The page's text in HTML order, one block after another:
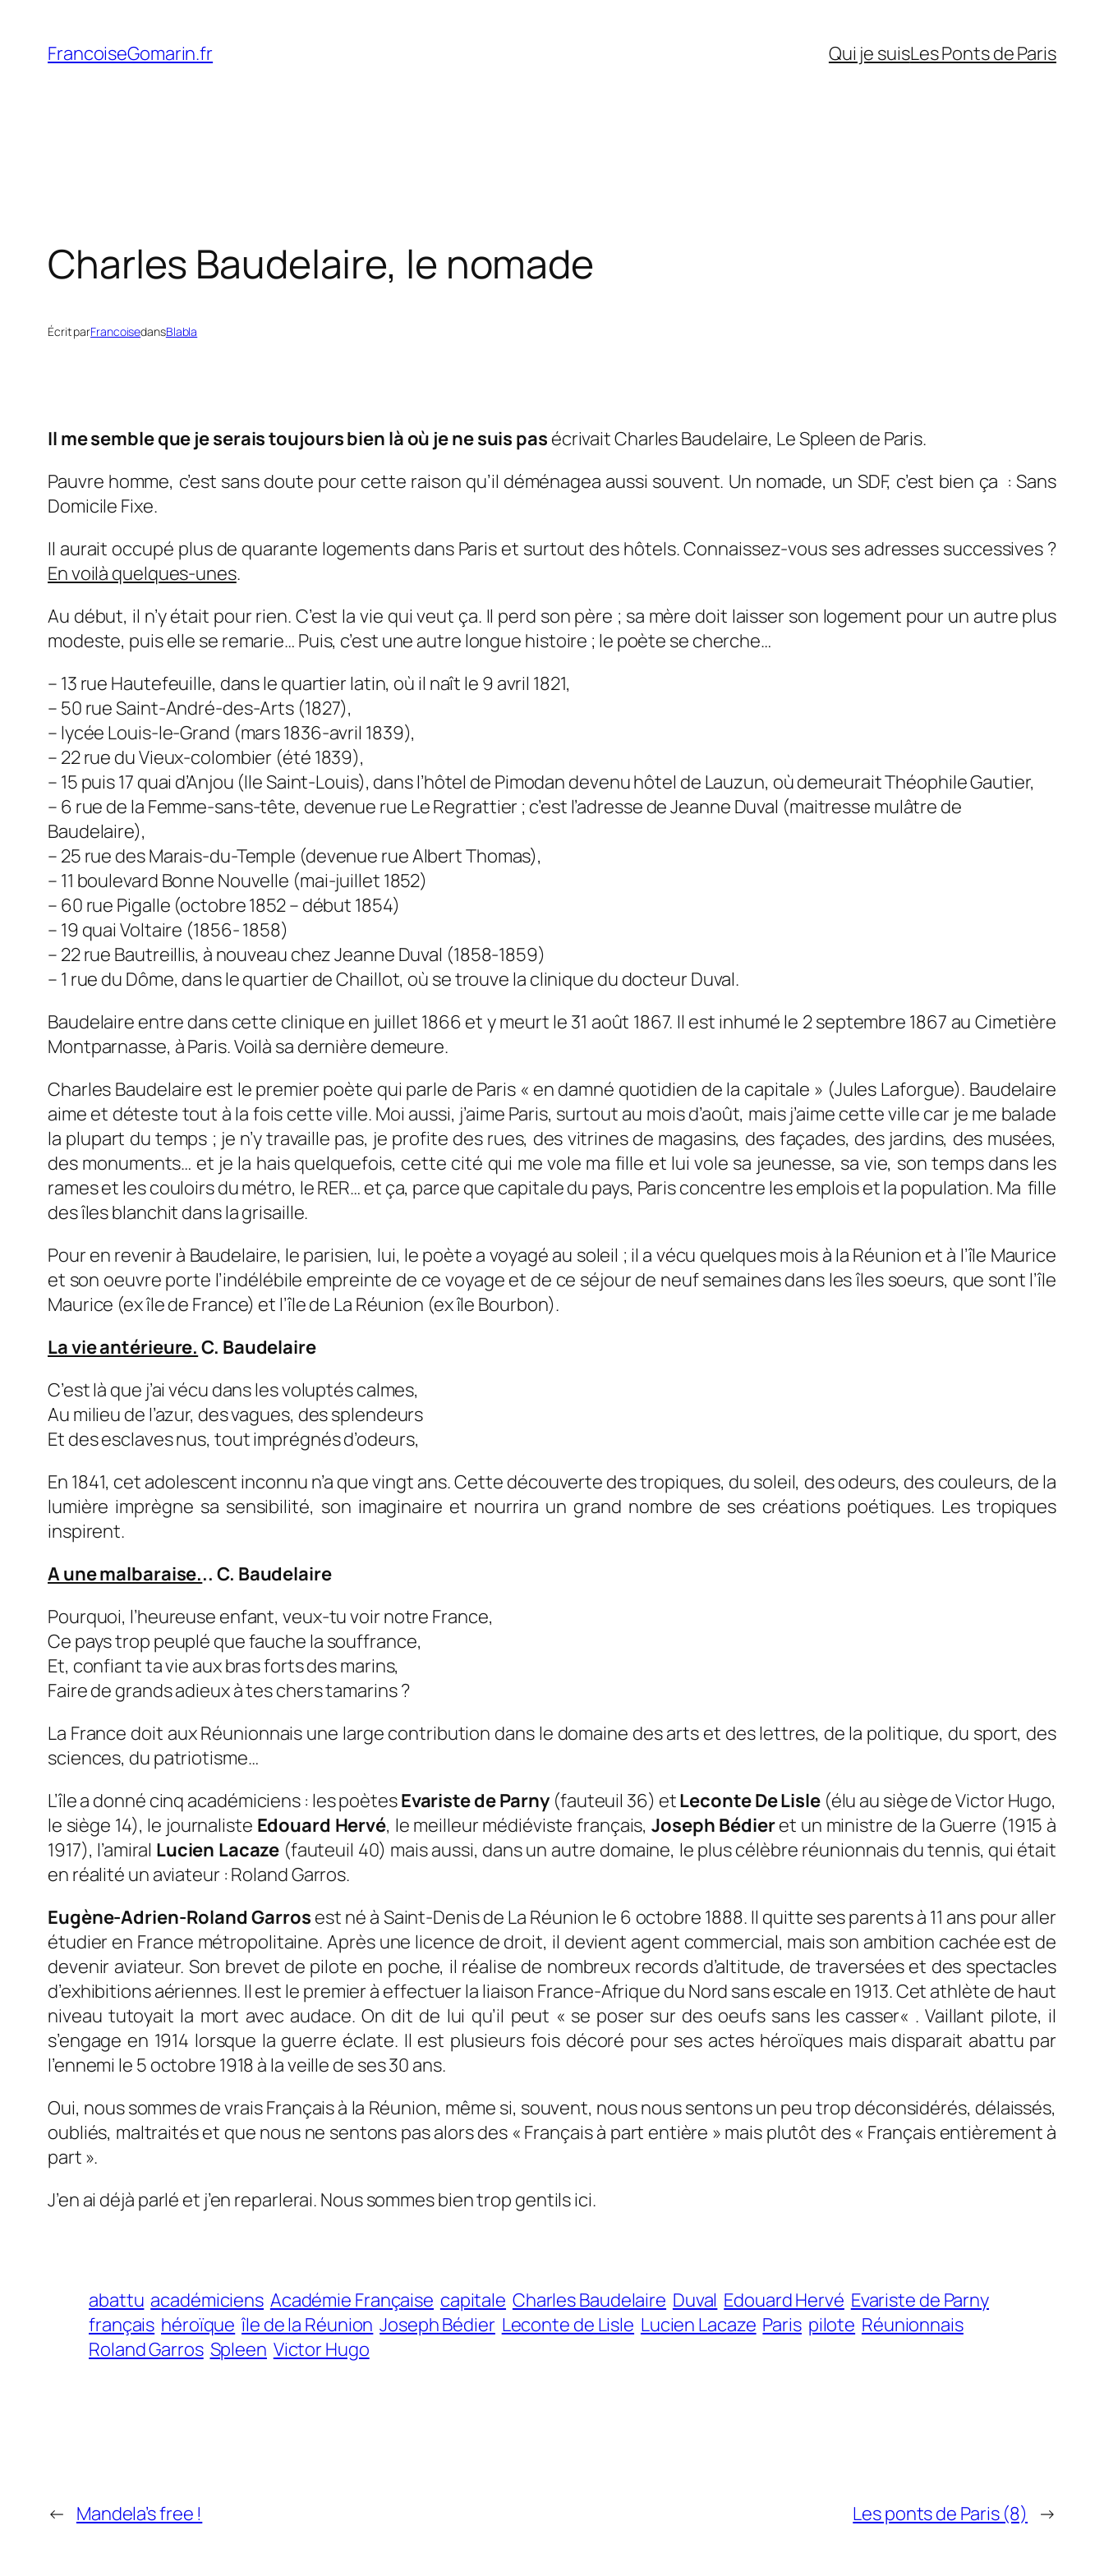
contenu
FrancoiseGomarin.fr Qui je suisLes Ponts de Paris
Charles Baudelaire, le nomade
Écrit parFrancoisedansBlabla
Il me semble que je serais toujours bien là où je ne suis pas écrivait Charles Baudelaire, Le Spleen de Paris.
Pauvre homme, c’est sans doute pour cette raison qu’il déménagea aussi souvent. Un nomade, un SDF, c’est bien ça : Sans
Domicile Fixe.
Il aurait occupé plus de quarante logements dans Paris et surtout des hôtels. Connaissez-vous ses adresses successives ?
En voilà quelques-unes.
Au début, il n’y était pour rien. C’est la vie qui veut ça. Il perd son père ; sa mère doit laisser son logement pour un autre plus
modeste, puis elle se remarie… Puis, c’est une autre longue histoire ; le poète se cherche…
– 13 rue Hautefeuille, dans le quartier latin, où il naît le 9 avril 1821,
– 50 rue Saint-André-des-Arts (1827),
– lycée Louis-le-Grand (mars 1836-avril 1839),
– 22 rue du Vieux-colombier (été 1839),
– 15 puis 17 quai d’Anjou (Ile Saint-Louis), dans l’hôtel de Pimodan devenu hôtel de Lauzun, où demeurait Théophile Gautier,
– 6 rue de la Femme-sans-tête, devenue rue Le Regrattier ; c’est l’adresse de Jeanne Duval (maitresse mulâtre de
Baudelaire),
– 25 rue des Marais-du-Temple (devenue rue Albert Thomas),
– 11 boulevard Bonne Nouvelle (mai-juillet 1852)
– 60 rue Pigalle (octobre 1852 – début 1854)
– 19 quai Voltaire (1856- 1858)
– 22 rue Bautreillis, à nouveau chez Jeanne Duval (1858-1859)
– 1 rue du Dôme, dans le quartier de Chaillot, où se trouve la clinique du docteur Duval.
Baudelaire entre dans cette clinique en juillet 1866 et y meurt le 31 août 1867. Il est inhumé le 2 septembre 1867 au Cimetière
Montparnasse, à Paris. Voilà sa dernière demeure.
Charles Baudelaire est le premier poète qui parle de Paris « en damné quotidien de la capitale » (Jules Laforgue). Baudelaire
aime et déteste tout à la fois cette ville. Moi aussi, j’aime Paris, surtout au mois d’août, mais j’aime cette ville car je me balade
la plupart du temps ; je n’y travaille pas, je profite des rues, des vitrines de magasins, des façades, des jardins, des musées,
des monuments… et je la hais quelquefois, cette cité qui me vole ma fille et lui vole sa jeunesse, sa vie, son temps dans les
rames et les couloirs du métro, le RER… et ça, parce que capitale du pays, Paris concentre les emplois et la population. Ma fille
des îles blanchit dans la grisaille.
Pour en revenir à Baudelaire, le parisien, lui, le poète a voyagé au soleil ; il a vécu quelques mois à la Réunion et à l’île Maurice
et son oeuvre porte l’indélébile empreinte de ce voyage et de ce séjour de neuf semaines dans les îles soeurs, que sont l’île
Maurice (ex île de France) et l’île de La Réunion (ex île Bourbon).
La vie antérieure. C. Baudelaire
C’est là que j’ai vécu dans les voluptés calmes,
Au milieu de l’azur, des vagues, des splendeurs
Et des esclaves nus, tout imprégnés d’odeurs,
En 1841, cet adolescent inconnu n’a que vingt ans. Cette découverte des tropiques, du soleil, des odeurs, des couleurs, de la
lumière imprègne sa sensibilité, son imaginaire et nourrira un grand nombre de ses créations poétiques. Les tropiques
inspirent.
A une malbaraise... C. Baudelaire
Pourquoi, l’heureuse enfant, veux-tu voir notre France,
Ce pays trop peuplé que fauche la souffrance,
Et, confiant ta vie aux bras forts des marins,
Faire de grands adieux à tes chers tamarins ?
La France doit aux Réunionnais une large contribution dans le domaine des arts et des lettres, de la politique, du sport, des
sciences, du patriotisme…
L’île a donné cinq académiciens : les poètesEvariste de Parny (fauteuil 36) etLeconte De Lisle(élu au siège de Victor Hugo,
le siège 14), le journaliste Edouard Hervé, le meilleur médiéviste français, Joseph Bédieret un ministre de la Guerre (1915 à
1917), l’amiral Lucien Lacaze (fauteuil 40) mais aussi, dans un autre domaine, le plus célèbre réunionnais du tennis, qui était
en réalité un aviateur : Roland Garros.
Eugène-Adrien-Roland Garros est né à Saint-Denis de La Réunion le 6 octobre 1888. Il quitte ses parents à 11 ans pour aller
étudier en France métropolitaine. Après une licence de droit, il devient agent commercial, mais son ambition cachée est de
devenir aviateur. Son brevet de pilote en poche, il réalise de nombreux records d’altitude, de traversées et des spectacles
d’exhibitions aériennes. Il est le premier à effectuer la liaison France-Afrique du Nord sans escale en 1913. Cet athlète de haut
niveau tutoyait la mort avec audace. On dit de lui qu’il peut « se poser sur des oeufs sans les casser« . Vaillant pilote, il
s’engage en 1914 lorsque la guerre éclate. Il est plusieurs fois décoré pour ses actes héroïques mais disparait abattu par
l’ennemi le 5 octobre 1918 à la veille de ses 30 ans.
Oui, nous sommes de vrais Français à la Réunion, même si, souvent, nous nous sentons un peu trop déconsidérés, délaissés,
oubliés, maltraités et que nous ne sentons pas alors des « Français à part entière » mais plutôt des « Français entièrement à
part ».
J’en ai déjà parlé et j’en reparlerai. Nous sommes bien trop gentils ici.
abattu académiciens Académie Française capitale Charles Baudelaire Duval Edouard Hervé Evariste de Parny
français héroïque île de la Réunion Joseph Bédier Leconte de Lisle Lucien Lacaze Paris pilote Réunionnais
Roland Garros Spleen Victor Hugo
← Mandela’s free ! Les ponts de Paris (8) →